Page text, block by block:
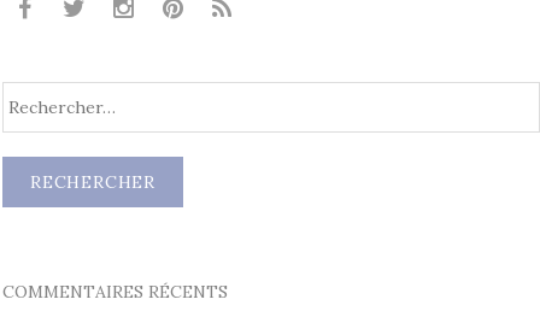
COMMENTAIRES RÉCENTS